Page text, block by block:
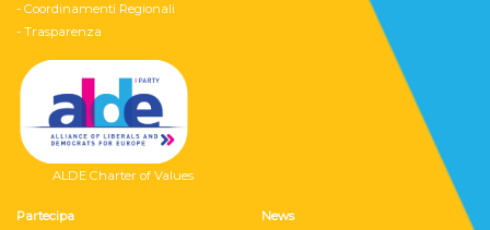
- Coordinamenti Regionali
- Trasparenza
ALDE Charter of Values
Partecipa News